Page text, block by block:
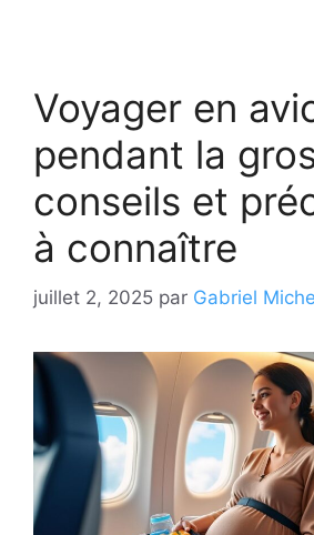
Voyager en
pendant la
conseils et
à connaître
juillet 2, 2025 par Gabriel